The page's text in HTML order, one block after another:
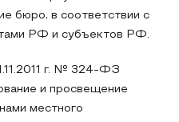
бюро, в соответствии с
РФ и субъектов РФ.
г. № 324-ФЗ
и просвещение
местного